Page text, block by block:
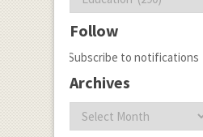
Follow
Subscribe to notifications
Archives
Archives